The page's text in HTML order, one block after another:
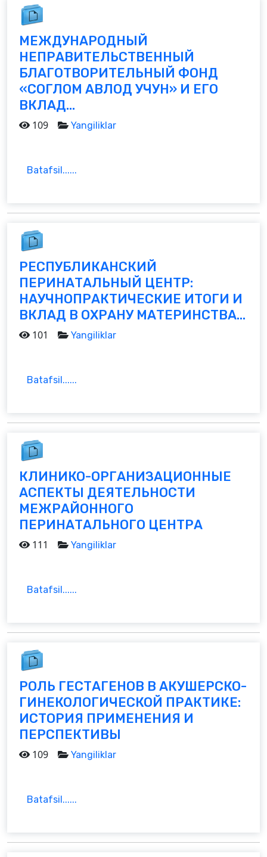
МЕЖДУНАРОДНЫЙ
НЕПРАВИТЕЛЬСТВЕННЫЙ
БЛАГОТВОРИТЕЛЬНЫЙ ФОНД
«СОГЛОМ АВЛОД УЧУН» И ЕГО
ВКЛАД...
109 Yangiliklar
Batafsil......
РЕСПУБЛИКАНСКИЙ
ПЕРИНАТАЛЬНЫЙ ЦЕНТР:
НАУЧНОПРАКТИЧЕСКИЕ ИТОГИ И
ВКЛАД В ОХРАНУ МАТЕРИНСТВА...
101 Yangiliklar
Batafsil......
КЛИНИКО-ОРГАНИЗАЦИОННЫЕ
АСПЕКТЫ ДЕЯТЕЛЬНОСТИ
МЕЖРАЙОННОГО
ПЕРИНАТАЛЬНОГО ЦЕНТРА
111 Yangiliklar
Batafsil......
РОЛЬ ГЕСТАГЕНОВ В АКУШЕРСКО-
ГИНЕКОЛОГИЧЕСКОЙ ПРАКТИКЕ:
ИСТОРИЯ ПРИМЕНЕНИЯ И
ПЕРСПЕКТИВЫ
109 Yangiliklar
Batafsil......